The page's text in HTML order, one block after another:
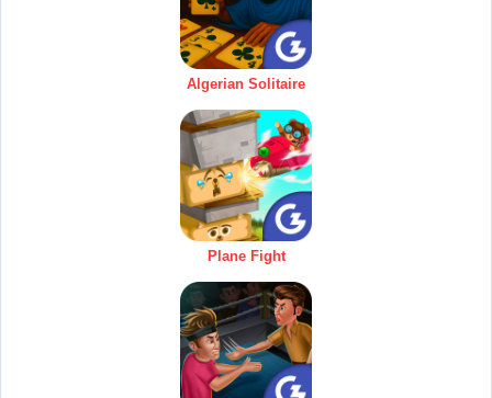
Algerian Solitaire
Plane Fight